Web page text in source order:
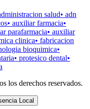
salud• adn
• auxiliar farmacia•
parafarmacia• auxiliar
clinica• fabricacion
bioquimica•
• protesico dental•
los derechos reservados.
Local